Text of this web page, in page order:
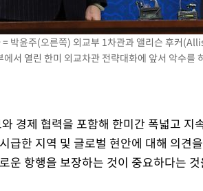
박윤주(오른쪽) 외교부 1차관과 앨리슨 후커
에서 열린 한미 외교차관 전략대화에 앞서 악수
경제 협력을 포함해 한미간 폭넓고 지
급한 지역 및 글로벌 현안에 대해 의견
운 항행을 보장하는 것이 중요하다는